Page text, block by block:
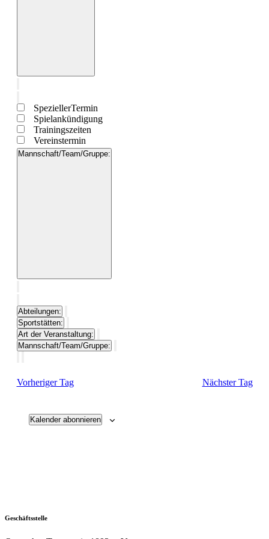
Filter
entfernen
Veranstaltung
Filter
schließen
SpeziellerTermin
Spielankündigung
Trainingszeiten
Vereinstermin
Mannschaft/Team/Gruppe:
Filter
entfernen
Filter
schließen
Abteilungen:
entfernen
Sportstätten:
Filter
entfernen
Art der Veranstaltung:
Filter
entfernen
Mannschaft/Team/Gruppe:
Vorheriger Tag Nächster Tag
Kalender abonnieren
Geschäftsstelle